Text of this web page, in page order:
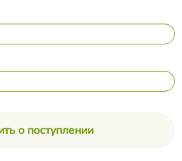
о поступлении